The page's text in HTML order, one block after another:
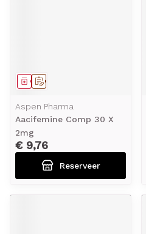
Op voorschrift
Geneesmiddel
Aspen Pharma
Aacifemine Comp 30 X
2mg
€ 9,76
Reserveer